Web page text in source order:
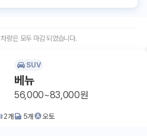
차량은 모두 마감 되었습니다.
SUV
베뉴
56,000~83,000원
2개 5개 오토